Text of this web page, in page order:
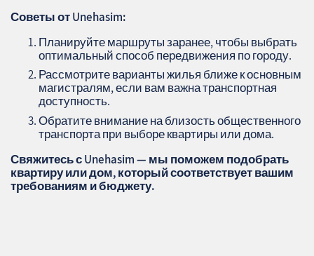
Советы от Unehasim:
Планируйте маршруты заранее, чтобы выбрать
оптимальный способ передвижения по городу.
Рассмотрите варианты жилья ближе к основным
магистралям, если вам важна транспортная
доступность.
Обратите внимание на близость общественного
транспорта при выборе квартиры или дома.
Свяжитесь с Unehasim — мы поможем подобрать
квартиру или дом, который соответствует вашим
требованиям и бюджету.